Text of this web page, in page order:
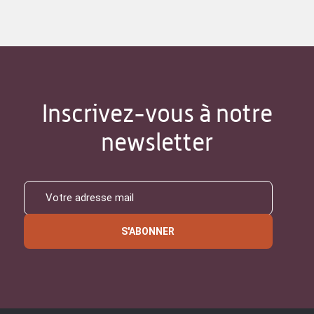
Inscrivez-vous à notre
newsletter
S'ABONNER